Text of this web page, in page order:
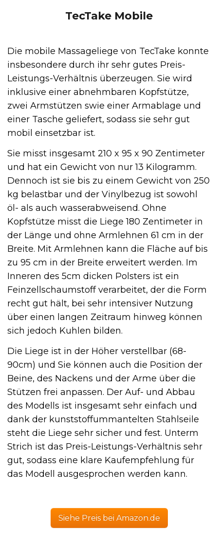
TecTake Mobile
Die mobile Massageliege von TecTake konnte
insbesondere durch ihr sehr gutes Preis-
Leistungs-Verhältnis überzeugen. Sie wird
inklusive einer abnehmbaren Kopfstütze,
zwei Armstützen swie einer Armablage und
einer Tasche geliefert, sodass sie sehr gut
mobil einsetzbar ist.
Sie misst insgesamt 210 x 95 x 90 Zentimeter
und hat ein Gewicht von nur 13 Kilogramm.
Dennoch ist sie bis zu einem Gewicht von 250
kg belastbar und der Vinylbezug ist sowohl
öl- als auch wasserabweisend. Ohne
Kopfstütze misst die Liege 180 Zentimeter in
der Länge und ohne Armlehnen 61 cm in der
Breite. Mit Armlehnen kann die Fläche auf bis
zu 95 cm in der Breite erweitert werden. Im
Inneren des 5cm dicken Polsters ist ein
Feinzellschaumstoff verarbeitet, der die Form
recht gut hält, bei sehr intensiver Nutzung
über einen langen Zeitraum hinweg können
sich jedoch Kuhlen bilden.
Die Liege ist in der Höher verstellbar (68-
90cm) und Sie können auch die Position der
Beine, des Nackens und der Arme über die
Stützen frei anpassen. Der Auf- und Abbau
des Modells ist insgesamt sehr einfach und
dank der kunststoffummantelten Stahlseile
steht die Liege sehr sicher und fest. Unterm
Strich ist das Preis-Leistungs-Verhältnis sehr
gut, sodass eine klare Kaufempfehlung für
das Modell ausgesprochen werden kann.
Siehe Preis bei Amazon.de